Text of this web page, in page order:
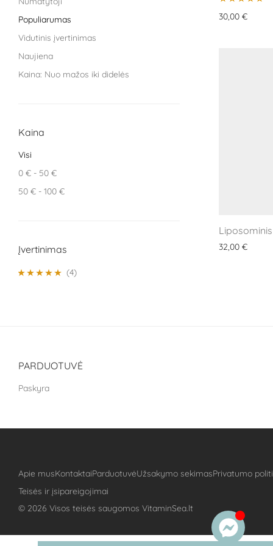
Populiarumas
Vidutinis įvertinimas
Naujiena
Kaina: Nuo mažos iki didelės
Kaina
Visi
0 € - 50 €
50 € - 100 €
Įvertinimas
(4)
Įvertinimas:
30,00 €
32,00 €
PARDUOTUVĖ
Paskyra
Apie musKontaktaiParduotuvėUžsakymo sekimasPrivatumo
Teisės ir įsipareigojimai
© 2026 Visos teisės saugomos VitaminSea.lt